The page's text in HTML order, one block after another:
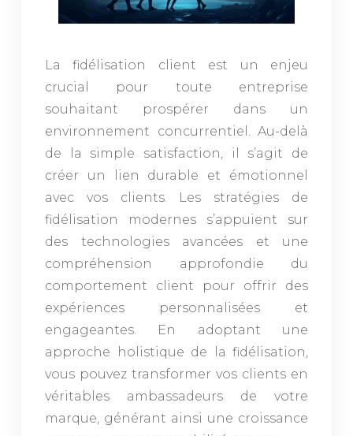
La fidélisation client est un enjeu
crucial pour toute entreprise
souhaitant prospérer dans un
environnement concurrentiel. Au-delà
de la simple satisfaction, il s’agit de
créer un lien durable et émotionnel
avec vos clients. Les stratégies de
fidélisation modernes s’appuient sur
des technologies avancées et une
compréhension approfondie du
comportement client pour offrir des
expériences personnalisées et
engageantes. En adoptant une
approche holistique de la fidélisation,
vous pouvez transformer vos clients en
véritables ambassadeurs de votre
marque, générant ainsi une croissance